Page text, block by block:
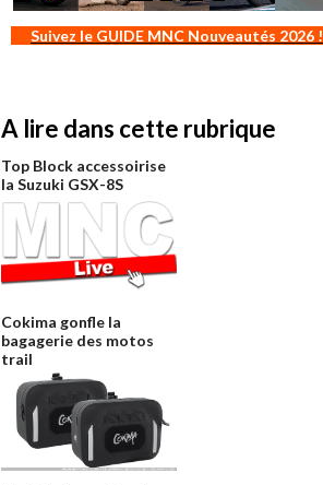
Suivez le GUIDE MNC Nouveautés 2026 !
A lire dans cette rubrique
Top Block accessoirise
la Suzuki GSX-8S
Cokima gonfle la
bagagerie des motos
trail